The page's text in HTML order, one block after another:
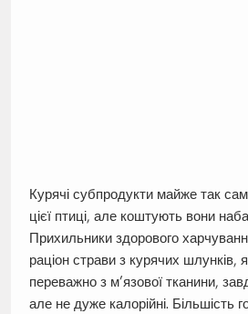
Курячі субпродукти майже так
цієї птиці, але коштують вони
Прихильники здорового
раціон страви з курячих шлунків,
переважно з м’язової тканини,
але не дуже калорійні. Більшість